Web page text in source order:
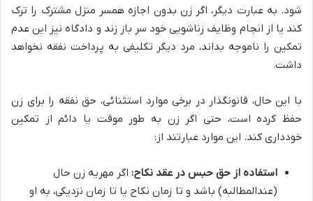
شود. به عبارت دیگر، اگر زن بدون اجازه همسر منزل مشترک را ترک
کند یا از انجام وظایف زناشویی خود سر باز زند و دادگاه نیز این عدم
تمکین را ناموجه بداند، مرد دیگر تکلیفی به پرداخت نفقه نخواهد
داشت.
با این حال، قانونگذار در برخی موارد استثنائی، حق نفقه را برای زن
حفظ کرده است، حتی اگر زن به طور موقت یا دائم از تمکین
خودداری کند. این موارد عبارتند از:
استفاده از حق حبس در عقد نکاح: اگر مهریه زن حال
(عندالمطالبه) باشد و تا زمان نکاح یا تا زمان نزدیکی، به او